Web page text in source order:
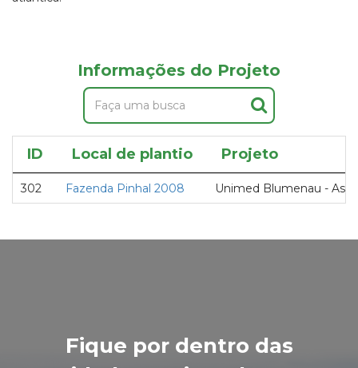
Informações do Projeto
ID Local de plantio Projeto
302 Fazenda Pinhal 2008 Unimed Blumenau -
Fique por dentro das